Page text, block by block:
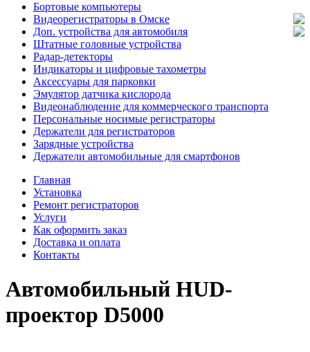
Бортовые компьютеры
Видеорегистраторы в Омске
Доп. устройства для автомобиля
Штатные головные устройства
Радар-детекторы
Индикаторы и цифровые тахометры
Аксессуары для парковки
Эмулятор датчика кислорода
Видеонаблюдение для коммерческого транспорта
Персональные носимые регистраторы
Держатели для регистраторов
Зарядные устройства
Держатели автомобильные для смартфонов
Главная
Установка
Ремонт регистраторов
Услуги
Как оформить заказ
Доставка и оплата
Контакты
Автомобильный HUD-
проектор D5000